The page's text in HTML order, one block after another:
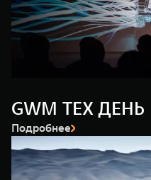
WEY 80
Масштаб возможностей
от 6 449 000 ₽
GWM ТЕХ ДЕНЬ
Подробнее